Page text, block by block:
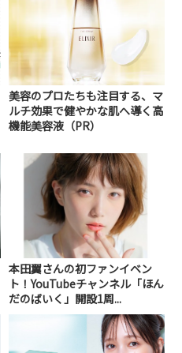
美容のプロたちも注目する、マ
ルチ効果で健やかな肌へ導く高
機能美容液（PR）
本田翼さんの初ファンイベン
ト！YouTubeチャンネル「ほん
だのばいく」開設1周...